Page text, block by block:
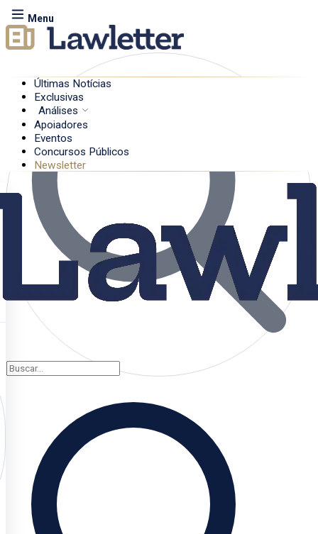
Menu
Últimas Notícias
Exclusivas
Análises
Apoiadores
Eventos
Concursos Públicos
Newsletter